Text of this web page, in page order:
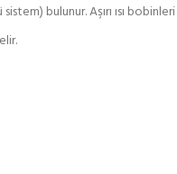
bulunur. Aşırı ısı